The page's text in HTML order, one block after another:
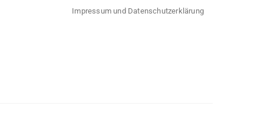
Impressum und Datenschutzerklärung